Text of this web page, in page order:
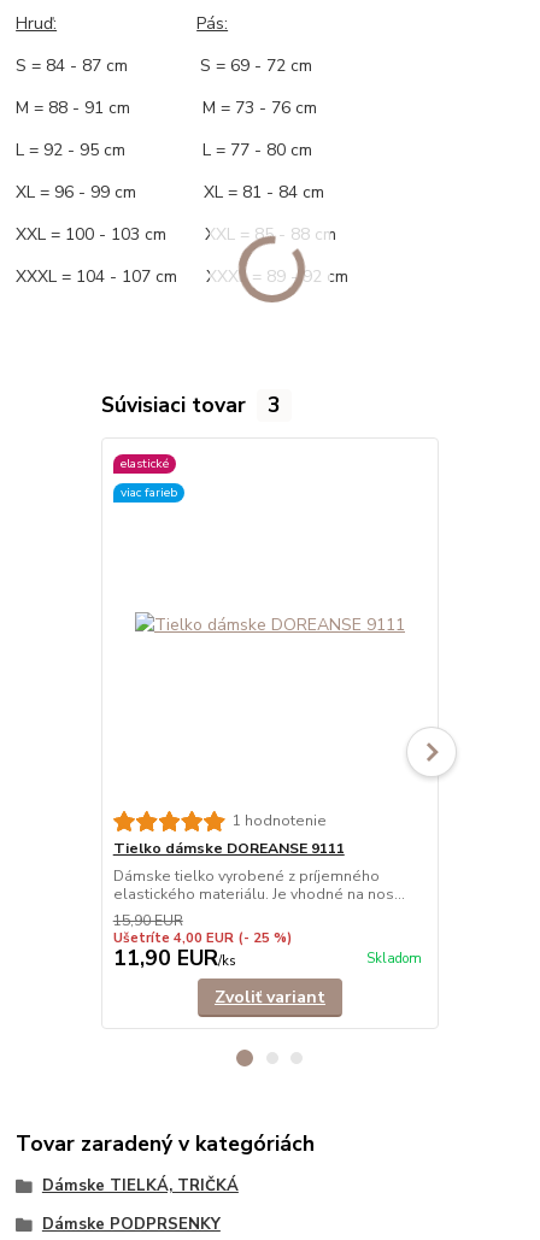
Hruď:
Pás:
S = 84 - 87 cm S = 69 - 72 cm
M = 88 - 91 cm M = 73 - 76 cm
L = 92 - 95 cm L = 77 - 80 cm
XL = 96 - 99 cm XL = 81 - 84 cm
XXL = 100 - 103 cm XXL = 85 - 88 cm
XXXL = 104 - 107 cm XXXL = 89 - 92 cm
Súvisiaci tovar 3
elastické
viac farieb
1 hodnotenie
Tielko dámske DOREANSE 9111
Dámske tielko vyrobené z príjemného
elastického materiálu. Je vhodné na nos...
15,90 EUR
Ušetríte 4,00 EUR (- 25 %)
11,90 EUR/ks Skladom
Zvoliť variant
Tovar zaradený v kategóriách
Dámske TIELKÁ, TRIČKÁ
Dámske PODPRSENKY